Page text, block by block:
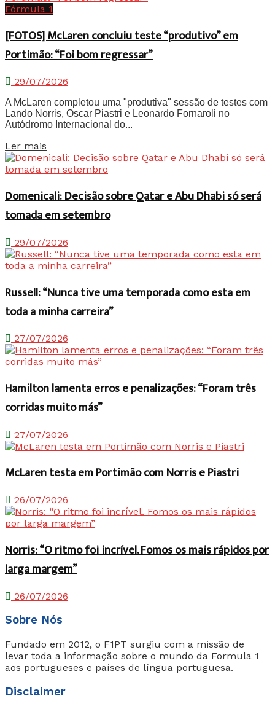
Fórmula 1
[FOTOS] McLaren concluiu teste “produtivo” em
Portimão: “Foi bom regressar”
29/07/2026
A McLaren completou uma "produtiva" sessão de testes com
Lando Norris, Oscar Piastri e Leonardo Fornaroli no
Autódromo Internacional do...
Ler mais
Domenicali: Decisão sobre Qatar e Abu Dhabi só será
tomada em setembro
29/07/2026
Russell: “Nunca tive uma temporada como esta em
toda a minha carreira”
27/07/2026
Hamilton lamenta erros e penalizações: “Foram três
corridas muito más”
27/07/2026
McLaren testa em Portimão com Norris e Piastri
26/07/2026
Norris: “O ritmo foi incrível. Fomos os mais rápidos por
larga margem”
26/07/2026
Sobre Nós
Fundado em 2012, o F1PT surgiu com a missão de
levar toda a informação sobre o mundo da Formula 1
aos portugueses e países de língua portuguesa.
Disclaimer